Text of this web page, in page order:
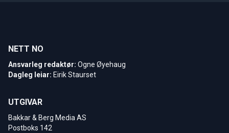
NETT NO
Ansvarleg redaktør: Ogne Øyehaug
Dagleg leiar: Eirik Staurset
UTGIVAR
Bakkar & Berg Media AS
Postboks 142